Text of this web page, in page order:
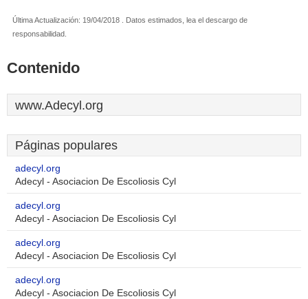
Última Actualización: 19/04/2018 . Datos estimados, lea el descargo de
responsabilidad.
Contenido
www.Adecyl.org
Páginas populares
adecyl.org
Adecyl - Asociacion De Escoliosis Cyl
adecyl.org
Adecyl - Asociacion De Escoliosis Cyl
adecyl.org
Adecyl - Asociacion De Escoliosis Cyl
adecyl.org
Adecyl - Asociacion De Escoliosis Cyl